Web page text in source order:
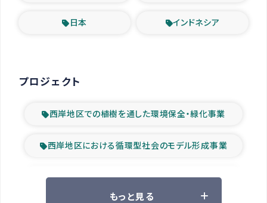
日本 インドネシア
プロジェクト
西岸地区での植樹を通した環境保全・緑化事業
西岸地区における循環型社会のモデル形成事業
ツアー参加者の声
もっと見る